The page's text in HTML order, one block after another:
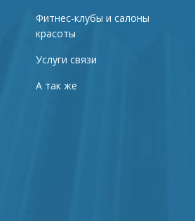
Фитнес-клубы и салоны
красоты
Услуги связи
А так же